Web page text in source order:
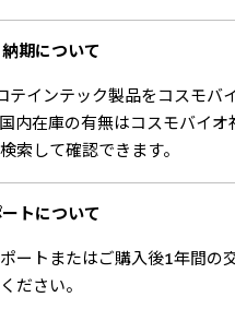
期について
テインテック製品をコスモバ
内在庫の有無はコスモバイオ
索して確認できます。
トについて
ートまたはご購入後1年間の
ださい。